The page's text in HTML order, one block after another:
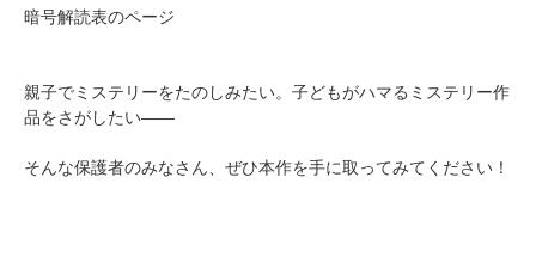
暗号解読表のページ
親子でミステリーをたのしみたい。子どもがハマるミステリー作
品をさがしたい――
そんな保護者のみなさん、ぜひ本作を手に取ってみてください！